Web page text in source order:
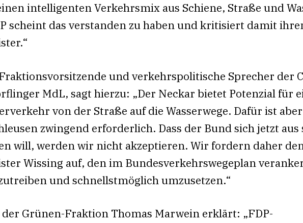
intelligenten Verkehrsmix aus Schiene, Straße und
scheint das verstanden zu haben und kritisiert damit
und verkehrspolitische Sprecher der
MdL, sagt hierzu: „Der Neckar bietet Potenzial für
von der Straße auf die Wasserwege. Dafür ist
zwingend erforderlich. Dass der Bund sich jetzt aus
will, werden wir nicht akzeptieren. Wir fordern daher
Wissing auf, den im Bundesverkehrswegeplan
und schnellstmöglich umzusetzen.“
Grünen-Fraktion Thomas Marwein erklärt: „FDP-